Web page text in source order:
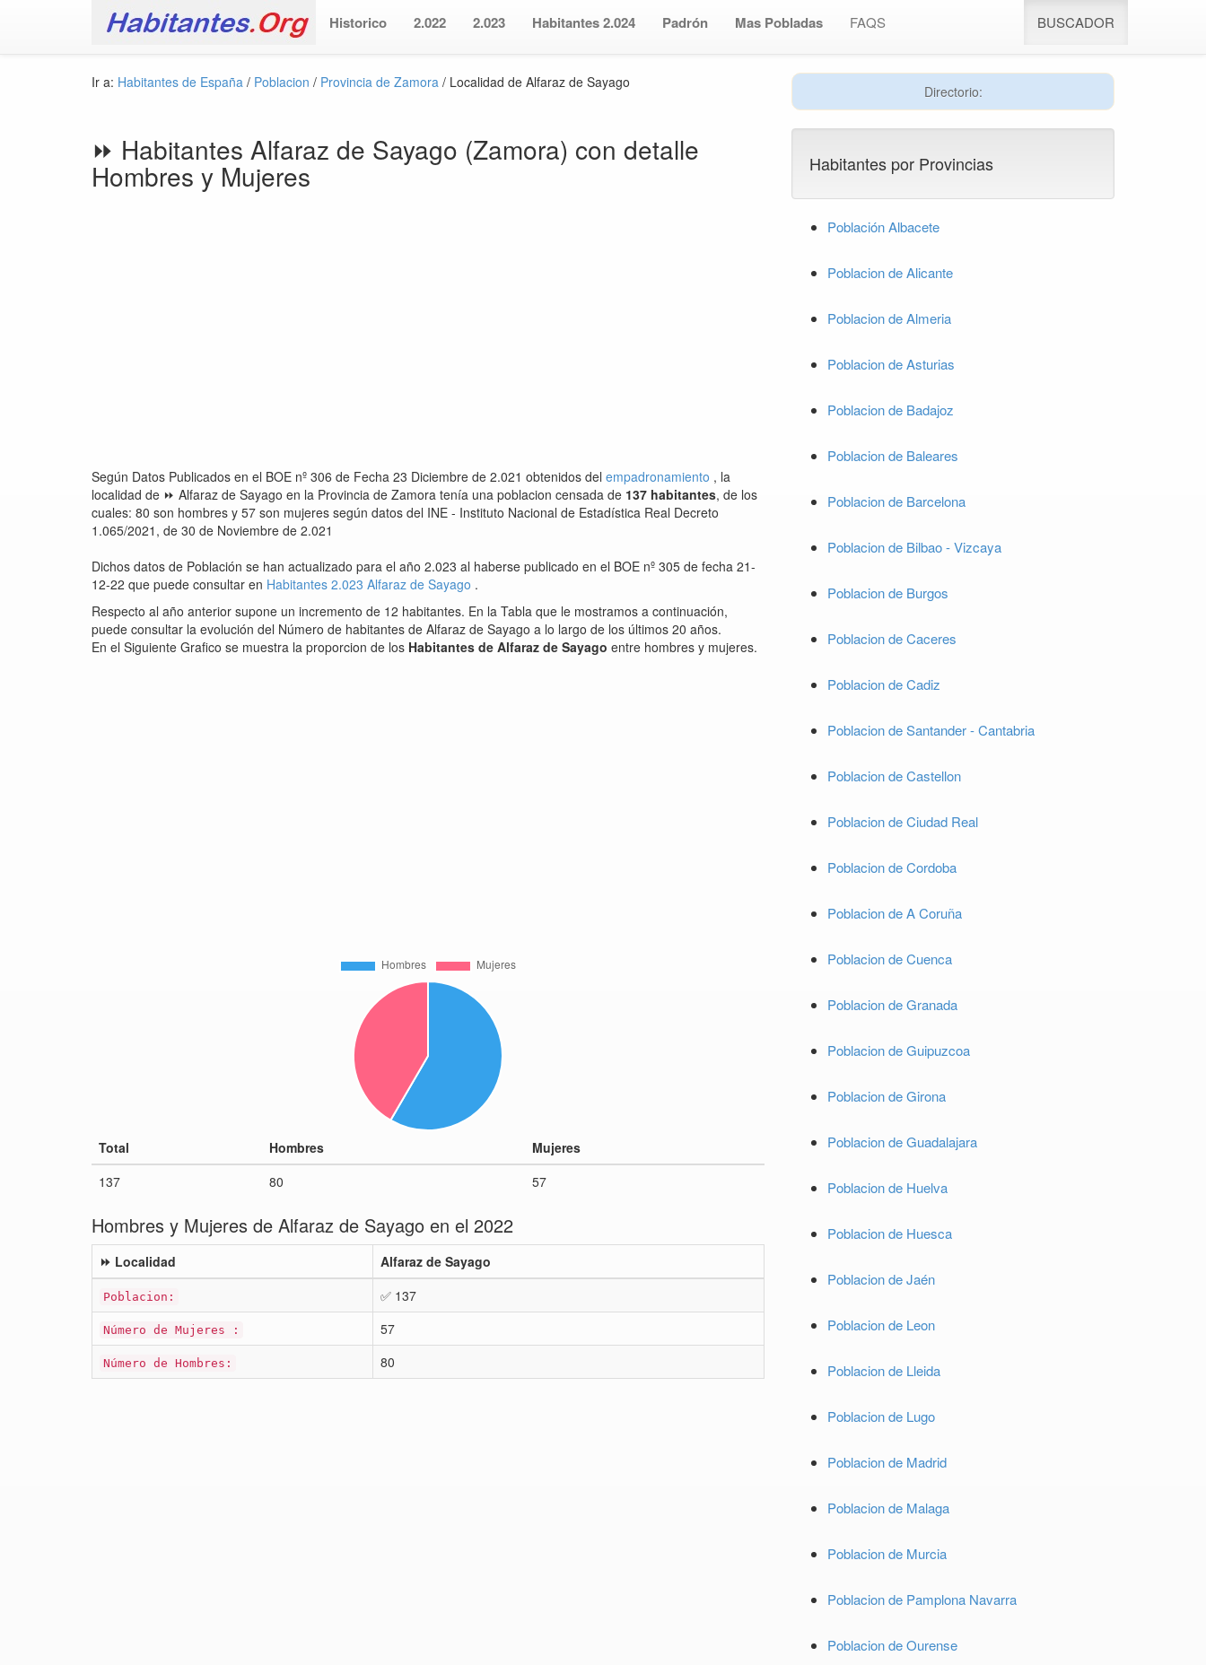
Historico 2.022 2.023 Habitantes 2.024 Padrón Mas Pobladas FAQS BUSCADOR
Ir a: Habitantes de España / Poblacion / Provincia de Zamora / Localidad de Alfaraz de Sayago
⏩ Habitantes Alfaraz de Sayago (Zamora) con detalle
Hombres y Mujeres
Según Datos Publicados en el BOE nº 306 de Fecha 23 Diciembre de 2.021 obtenidos del empadronamiento , la
localidad de ⏩ Alfaraz de Sayago en la Provincia de Zamora tenía una poblacion censada de 137 habitantes, de los
cuales: 80 son hombres y 57 son mujeres según datos del INE - Instituto Nacional de Estadística Real Decreto
1.065/2021, de 30 de Noviembre de 2.021
Dichos datos de Población se han actualizado para el año 2.023 al haberse publicado en el BOE nº 305 de fecha 21-
12-22 que puede consultar en Habitantes 2.023 Alfaraz de Sayago .
Respecto al año anterior supone un incremento de 12 habitantes. En la Tabla que le mostramos a continuación,
puede consultar la evolución del Número de habitantes de Alfaraz de Sayago a lo largo de los últimos 20 años.
En el Siguiente Grafico se muestra la proporcion de los Habitantes de Alfaraz de Sayago entre hombres y mujeres.
Total Hombres
Mujeres
137
80 57
Hombres y Mujeres de Alfaraz de Sayago en el 2022
⏩ Localidad Alfaraz de Sayago
Poblacion: ✅ 137
Número de Mujeres : 57
Número de Hombres: 80
Directorio:
Habitantes por Provincias
Población Albacete
Poblacion de Alicante
Poblacion de Almeria
Poblacion de Asturias
Poblacion de Badajoz
Poblacion de Baleares
Poblacion de Barcelona
Poblacion de Bilbao - Vizcaya
Poblacion de Burgos
Poblacion de Caceres
Poblacion de Cadiz
Poblacion de Santander - Cantabria
Poblacion de Castellon
Poblacion de Ciudad Real
Poblacion de Cordoba
Poblacion de A Coruña
Poblacion de Cuenca
Poblacion de Granada
Poblacion de Guipuzcoa
Poblacion de Girona
Poblacion de Guadalajara
Poblacion de Huelva
Poblacion de Huesca
Poblacion de Jaén
Poblacion de Leon
Poblacion de Lleida
Poblacion de Lugo
Poblacion de Madrid
Poblacion de Malaga
Poblacion de Murcia
Poblacion de Pamplona Navarra
Poblacion de Ourense